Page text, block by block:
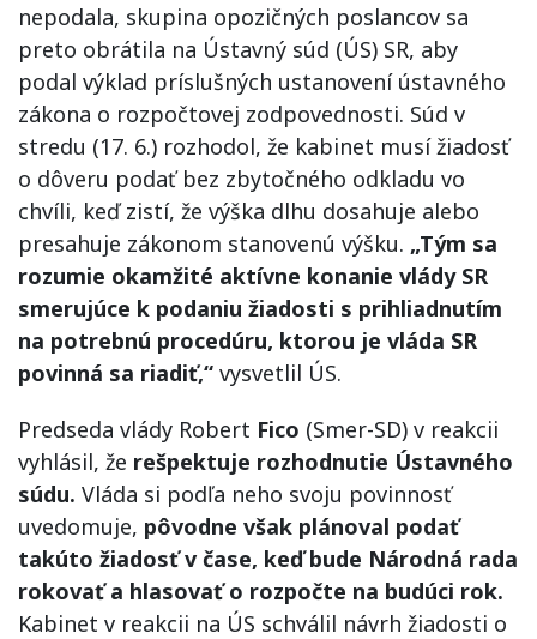
nepodala, skupina opozičných poslancov sa
preto obrátila na Ústavný súd (ÚS) SR, aby
podal výklad príslušných ustanovení ústavného
zákona o rozpočtovej zodpovednosti. Súd v
stredu (17. 6.) rozhodol, že kabinet musí žiadosť
o dôveru podať bez zbytočného odkladu vo
chvíli, keď zistí, že výška dlhu dosahuje alebo
presahuje zákonom stanovenú výšku. „Tým sa
rozumie okamžité aktívne konanie vlády SR
smerujúce k podaniu žiadosti s prihliadnutím
na potrebnú procedúru, ktorou je vláda SR
povinná sa riadiť,“ vysvetlil ÚS.
Predseda vlády Robert Fico (Smer-SD) v reakcii
vyhlásil, že rešpektuje rozhodnutie Ústavného
súdu. Vláda si podľa neho svoju povinnosť
uvedomuje, pôvodne však plánoval podať
takúto žiadosť v čase, keď bude Národná rada
rokovať a hlasovať o rozpočte na budúci rok.
Kabinet v reakcii na ÚS schválil návrh žiadosti o